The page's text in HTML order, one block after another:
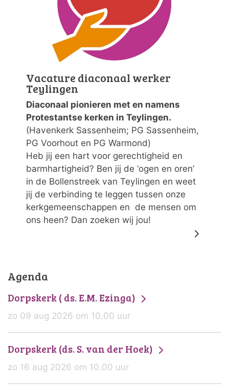
Vacature diaconaal werker
Teylingen
Diaconaal pionieren met en namens
Protestantse kerken in Teylingen.
(Havenkerk Sassenheim; PG Sassenheim,
PG Voorhout en PG Warmond)
Heb jij een hart voor gerechtigheid en
barmhartigheid? Ben jij de ‘ogen en oren’
in de Bollenstreek van Teylingen en weet
jij de verbinding te leggen tussen onze
kerkgemeenschappen en de mensen om
ons heen? Dan zoeken wij jou!
Agenda
Dorpskerk ( ds. E.M. Ezinga)
zo 09 aug 2026 om 10.00 uur
Dorpskerk (ds. S. van der Hoek)
zo 16 aug 2026 om 10.00 uur